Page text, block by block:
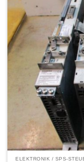
ELEKTRONIK / SPS-